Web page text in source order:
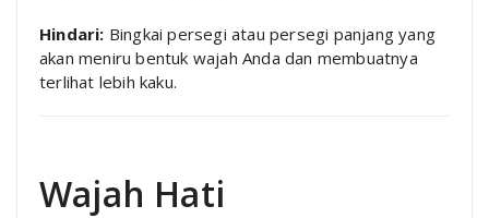
Hindari: Bingkai persegi atau persegi panjang yang
akan meniru bentuk wajah Anda dan membuatnya
terlihat lebih kaku.
Wajah Hati